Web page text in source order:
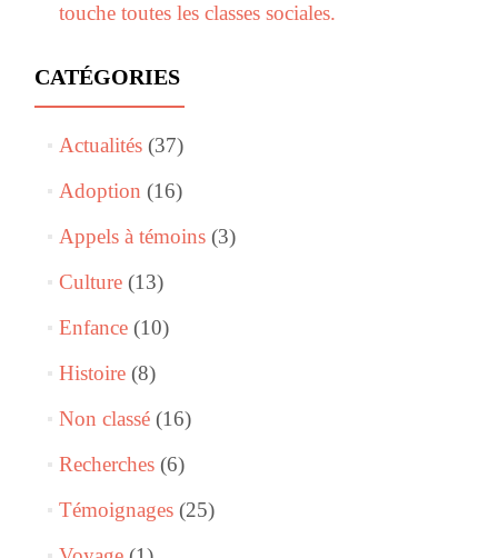
touche toutes les classes sociales.
CATÉGORIES
Actualités(37)
Adoption (16)
Appels à témoins(3)
Culture(13)
Enfance(10)
Histoire(8)
Non classé(16)
Recherches(6)
Témoignages(25)